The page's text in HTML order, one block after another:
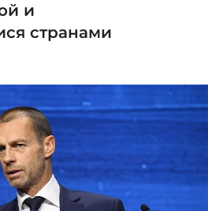
и
странами